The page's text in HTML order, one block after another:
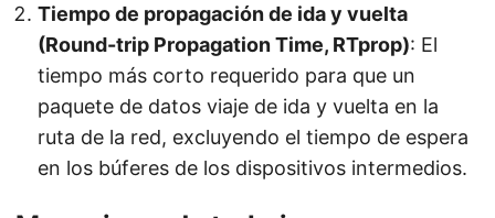
Tiempo de propagación de ida y vuelta
(Round-trip Propagation Time, RTprop): El
tiempo más corto requerido para que un
paquete de datos viaje de ida y vuelta en la
ruta de la red, excluyendo el tiempo de espera
en los búferes de los dispositivos intermedios.